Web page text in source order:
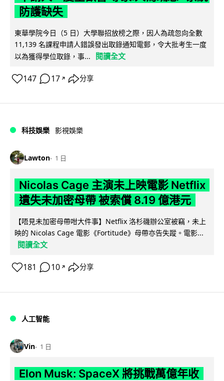
防護缺失
東華學院今日（5 日）大學聯招放榜之際，因人為疏忽向全數
11,139 名課程申請人錯誤發出取錄通知電郵，令大批考生一度
以為獲得學位取錄，事...
閱讀全文
147 17 ↗ 分享
科技娛樂 影視娛樂
Lawton 1 日
Nicolas Cage 主演未上映電影 Netflix
遺失未加密母帶 被索償 8.19 億港元
【唔見未加密母帶咁大件事】Netflix 洛杉磯辦公室被竊，未上
映的 Nicolas Cage 電影《Fortitude》母帶亦告失蹤。電影...
閱讀全文
181 10 ↗ 分享
人工智能
Vin 1 日
Elon Musk: SpaceX 將挑戰萬億年收